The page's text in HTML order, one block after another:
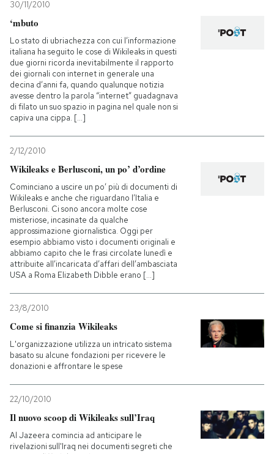
30/11/2010
‘mbuto
Lo stato di ubriachezza con cui l’informazione
italiana ha seguito le cose di Wikileaks in questi
due giorni ricorda inevitabilmente il rapporto
dei giornali con internet in generale una
decina d’anni fa, quando qualunque notizia
avesse dentro la parola “internet” guadagnava
di filato un suo spazio in pagina nel quale non si
capiva una cippa. [...]
2/12/2010
Wikileaks e Berlusconi, un po’ d’ordine
Cominciano a uscire un po’ più di documenti di
Wikileaks e anche che riguardano l’Italia e
Berlusconi. Ci sono ancora molte cose
misteriose, incasinate da qualche
approssimazione giornalistica. Oggi per
esempio abbiamo visto i documenti originali e
abbiamo capito che le frasi circolate lunedì e
attribuite all’incaricata d’affari dell’ambasciata
USA a Roma Elizabeth Dibble erano [...]
23/8/2010
Come si finanzia Wikileaks
L'organizzazione utilizza un intricato sistema
basato su alcune fondazioni per ricevere le
donazioni e affrontare le spese
22/10/2010
Il nuovo scoop di Wikileaks sull’Iraq
Al Jazeera comincia ad anticipare le
rivelazioni sull'Iraq nei documenti segreti che